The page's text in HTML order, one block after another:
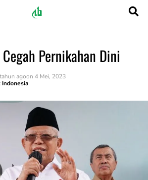
Pernikahan Dini
agoon 4 Mei, 2023